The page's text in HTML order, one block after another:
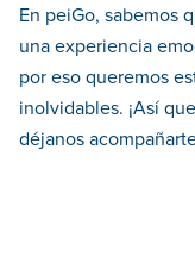
En peiGo, sabemos
una experiencia
por eso queremos
inolvidables. ¡Así
déjanos